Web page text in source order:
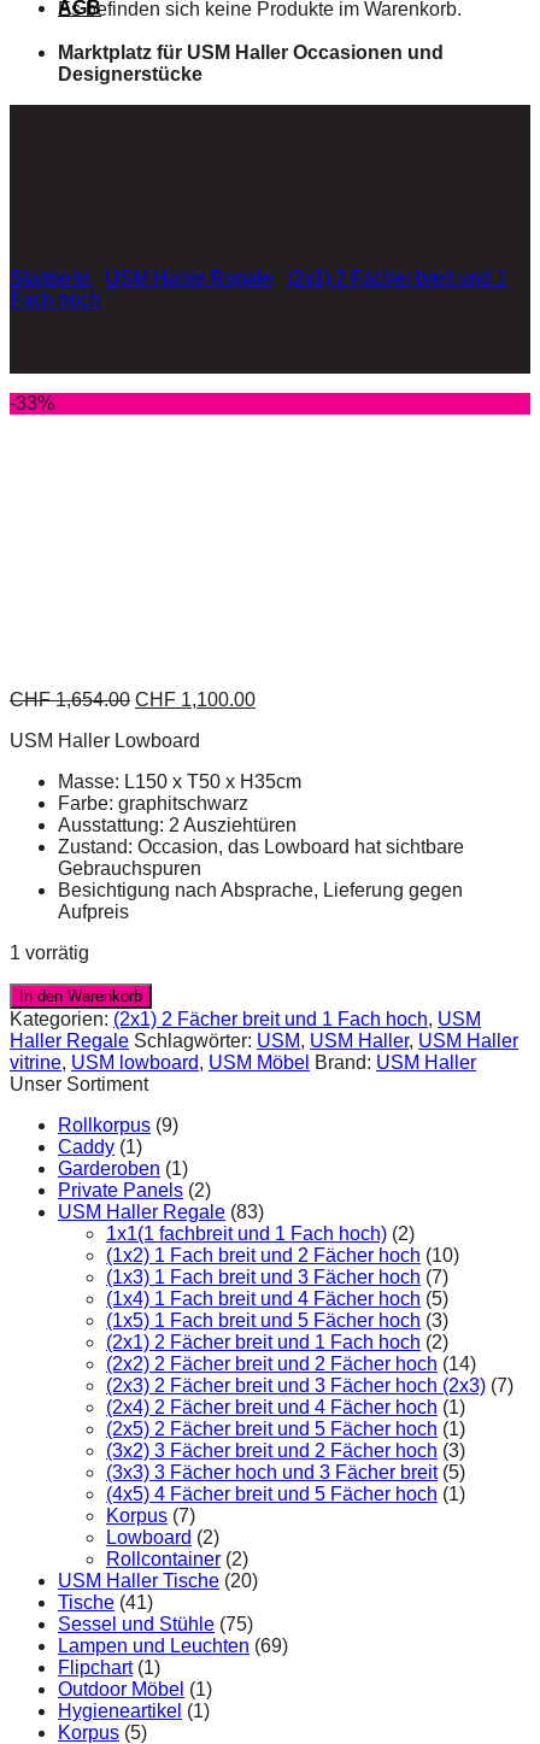
Es befinden sich keine Produkte im Warenkorb.
AGB
Marktplatz für USM Haller Occasionen und
Designerstücke
Startseite USM Haller Regale
(2x1) 2 Fächer breit und 1
Fach hoch
-33%
CHF1,654.00 CHF 1,100.00
USM Haller Lowboard
Masse: L150 x T50 x H35cm
Farbe: graphitschwarz
Ausstattung: 2 Ausziehtüren
Zustand: Occasion, das Lowboard hat sichtbare
Gebrauchspuren
Besichtigung nach Absprache, Lieferung gegen
Aufpreis
1 vorrätig
In den Warenkorb
Kategorien: (2x1) 2 Fächer breit und 1 Fach hoch, USM
Haller Regale Schlagwörter: USM, USM Haller, USM Haller
vitrine, USM lowboard, USM Möbel Brand: USM Haller
Unser Sortiment
Rollkorpus (9)
Caddy (1)
Garderoben (1)
Private Panels (2)
USM Haller Regale (83)
1x1(1 fachbreit und 1 Fach hoch) (2)
(1x2) 1 Fach breit und 2 Fächer hoch (10)
(1x3) 1 Fach breit und 3 Fächer hoch (7)
(1x4) 1 Fach breit und 4 Fächer hoch (5)
(1x5) 1 Fach breit und 5 Fächer hoch (3)
(2x1) 2 Fächer breit und 1 Fach hoch (2)
(2x2) 2 Fächer breit und 2 Fächer hoch (14)
(2x3) 2 Fächer breit und 3 Fächer hoch (2x3) (7)
(2x4) 2 Fächer breit und 4 Fächer hoch (1)
(2x5) 2 Fächer breit und 5 Fächer hoch (1)
(3x2) 3 Fächer breit und 2 Fächer hoch (3)
(3x3) 3 Fächer hoch und 3 Fächer breit (5)
(4x5) 4 Fächer breit und 5 Fächer hoch (1)
Korpus (7)
Lowboard (2)
Rollcontainer (2)
USM Haller Tische (20)
Tische (41)
Sessel und Stühle (75)
Lampen und Leuchten (69)
Flipchart (1)
Outdoor Möbel (1)
Hygieneartikel (1)
Korpus (5)